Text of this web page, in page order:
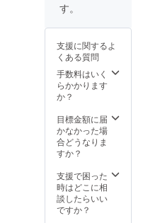
込、送
収納
ケース
はご準
備頂
き、
シュチ
エー
ション
でご利
さい。
す。
支援に関するよ
くある質問
手数料はいく
らかかります
か？
目標金額に届
かなかった場
合どうなりま
すか？
支援で困った
時はどこに相
談したらいい
ですか？